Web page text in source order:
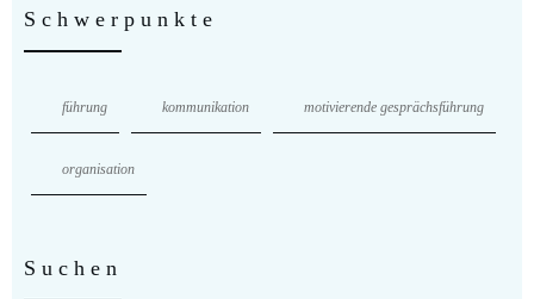
Schwerpunkte
führung kommunikation motivierende gesprächsführung
organisation
Suchen